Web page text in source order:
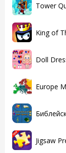
Tower
King of
Doll
Europe
Jigsaw